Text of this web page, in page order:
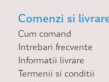
Comenzi si
Cum comand
Intrebari frecvente
Informatii livrare
Termenii si conditii